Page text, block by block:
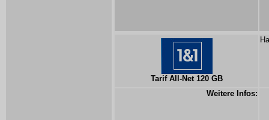
Tarif All-Net 120 GB
Weitere Infos: